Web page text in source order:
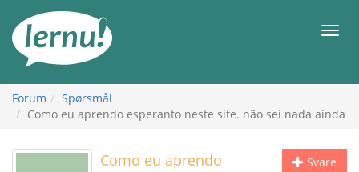
innholdet
Meny
Forum
Spørsmål
Como eu aprendo esperanto neste site. não sei nada ainda
Svare
Como eu aprendo